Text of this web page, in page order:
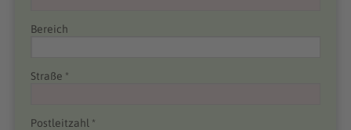
Bereich
Straße *
Postleitzahl *